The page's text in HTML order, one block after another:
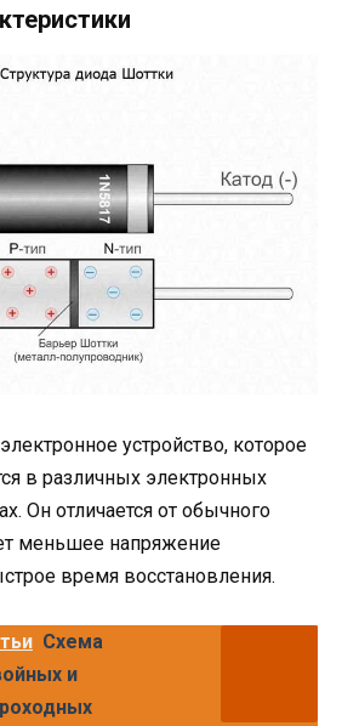
устройство, которое
в различных электронных
Он отличается от обычного
меньшее напряжение
время восстановления.
Схема
и